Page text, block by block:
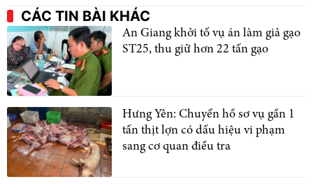
CÁC TIN BÀI KHÁC
An Giang khởi tố vụ án làm giả gạo
ST25, thu giữ hơn 22 tấn gạo
Hưng Yên: Chuyển hồ sơ vụ gần 1
tấn thịt lợn có dấu hiệu vi phạm
sang cơ quan điều tra